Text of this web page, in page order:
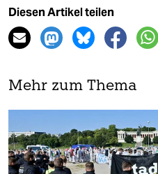
Diesen Artikel teilen
Mehr zum Thema